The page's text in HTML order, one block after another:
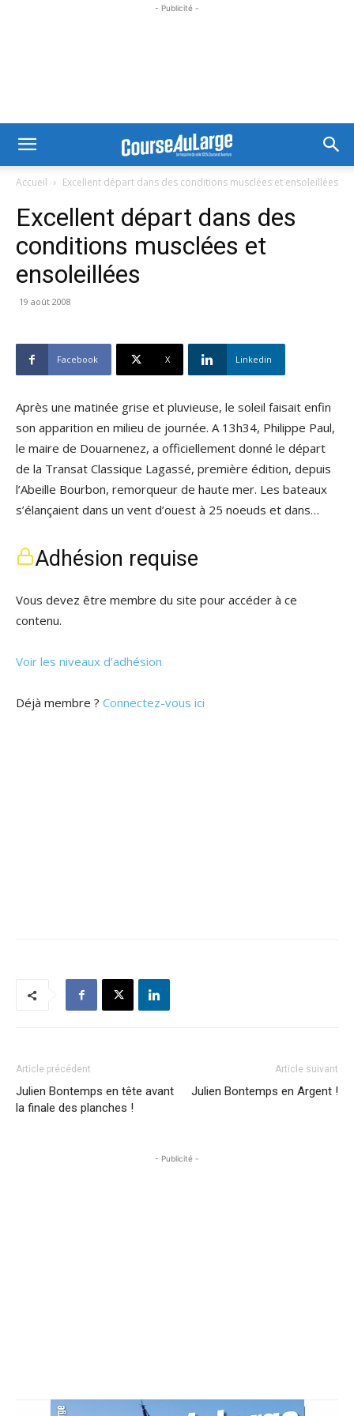
- Publicité -
Accueil Excellent départ dans des conditions musclées et ensoleillées
Excellent départ dans des
conditions musclées et
ensoleillées
19 août 2008
Facebook X Linkedin
Après une matinée grise et pluvieuse, le soleil faisait enfin
son apparition en milieu de journée. A 13h34, Philippe Paul,
le maire de Douarnenez, a officiellement donné le départ
de la Transat Classique Lagassé, première édition, depuis
l’Abeille Bourbon, remorqueur de haute mer. Les bateaux
s’élançaient dans un vent d’ouest à 25 noeuds et dans…
Adhésion requise
Vous devez être membre du site pour accéder à ce
contenu.
Voir les niveaux d’adhésion
Déjà membre ? Connectez-vous ici
Article précédent
Julien Bontemps en tête avant
la finale des planches !
Article suivant
Julien Bontemps en Argent !
- Publicité -